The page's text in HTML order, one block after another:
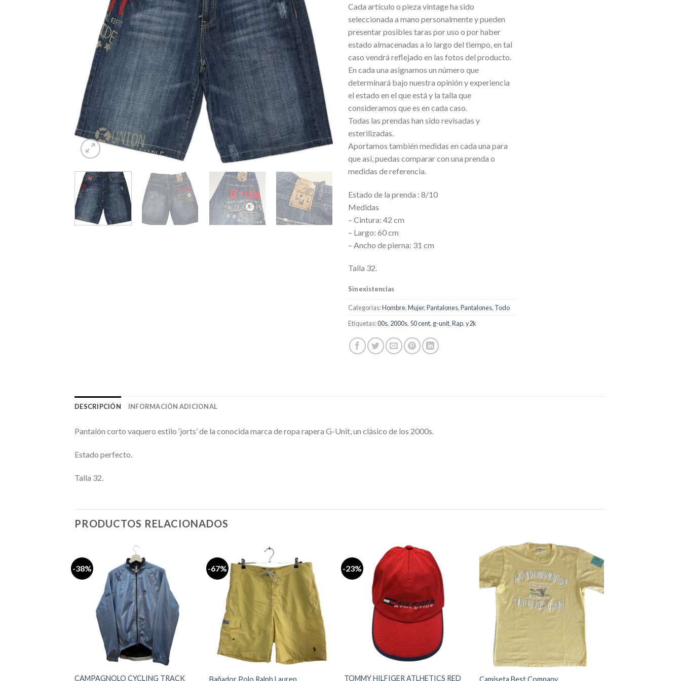
deseos
Cada artículo o pieza vintage ha sido
seleccionada a mano personalmente y pueden
presentar posibles taras por uso o por haber
estado almacenadas a lo largo del tiempo, en tal
caso vendrá reflejado en las fotos del producto.
En cada una asignamos un número que
determinará bajo nuestra opinión y experiencia
el estado en el que está y la talla que
consideramos que es en cada caso.
Todas las prendas han sido revisadas y
esterilizadas.
Aportamos también medidas en cada una para
que así, puedas comparar con una prenda o
medidas de referencia.
Estado de la prenda : 8/10
Medidas
– Cintura: 42 cm
– Largo: 60 cm
– Ancho de pierna: 31 cm
Talla 32.
Sin existencias
Categorías:Hombre,Mujer,Pantalones,Pantalones, Todo
Etiquetas:00s, 2000s, 50 cent, g-unit,Rap,y2k
DESCRIPCIÓN INFORMACIÓN ADICIONAL
Pantalón corto vaquero estilo ‘jorts’ de la conocida marca de ropa rapera G-Unit, un clásico de los 2000s.
Estado perfecto.
Talla 32.
PRODUCTOS RELACIONADOS
-38%
lista de
deseos
CAMPAGNOLO CYCLING TRACK
-67%
Añadir
a la
lista de
deseos
Bañador Polo Ralph Lauren
-23%
Añadir
deseos
TOMMY HILFIGER ATLHETICS RED
Añadir
a la
lista de
deseos
Camiseta Best Company